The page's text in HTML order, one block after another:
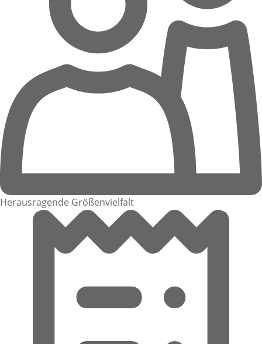
Herausragende Größenvielfalt